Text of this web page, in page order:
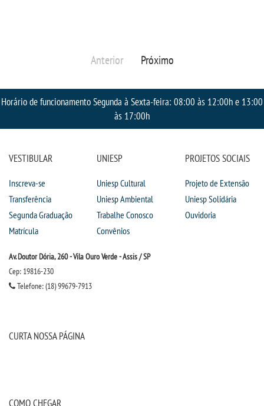
Anterior Próximo
Horário de funcionamento Segunda à Sexta-feira: 08:00 às 12:00h e 13:00
às 17:00h
VESTIBULAR
Inscreva-se
Transferência
Segunda Graduação
Matrícula
UNIESP
Uniesp Cultural
Uniesp Ambiental
Trabalhe Conosco
Convênios
PROJETOS SOCIAIS
Projeto de Extensão
Uniesp Solidária
Ouvidoria
Av. Doutor Dória, 260 - Vila Ouro Verde - Assis / SP
Cep: 19816-230
Telefone: (18) 99679-7913
CURTA NOSSA PÁGINA
COMO CHEGAR